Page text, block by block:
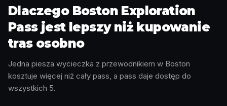
Dlaczego Boston Exploration
Pass jest lepszy niż kupowanie
tras osobno
Jedna piesza wycieczka z przewodnikiem w Boston
kosztuje więcej niż cały pass, a pass daje dostęp do
wszystkich 5.